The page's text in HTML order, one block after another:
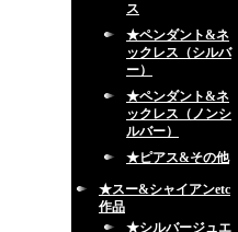
ス
★ペンダント&ネ
ックレス（シルバ
ー）
★ペンダント&ネ
ックレス（ノンシ
ルバー）
★ピアス&その他
★スー&シャイアンetc
作品
★シルバージュエ